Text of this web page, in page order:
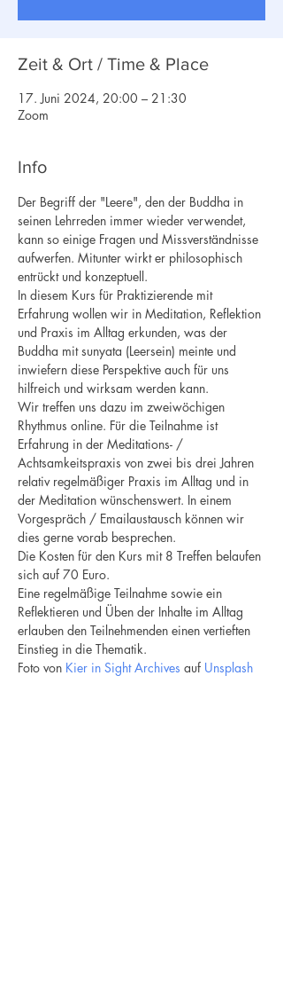
Zeit & Ort / Time & Place
17. Juni 2024, 20:00 – 21:30
Zoom
Info
Der Begriff der "Leere", den der Buddha in
seinen Lehrreden immer wieder verwendet,
kann so einige Fragen und Missverständnisse
aufwerfen. Mitunter wirkt er philosophisch
entrückt und konzeptuell.
In diesem Kurs für Praktizierende mit
Erfahrung wollen wir in Meditation, Reflektion
und Praxis im Alltag erkunden, was der
Buddha mit sunyata (Leersein) meinte und
inwiefern diese Perspektive auch für uns
hilfreich und wirksam werden kann.
Wir treffen uns dazu im zweiwöchigen
Rhythmus online. Für die Teilnahme ist
Erfahrung in der Meditations- /
Achtsamkeitspraxis von zwei bis drei Jahren
relativ regelmäßiger Praxis im Alltag und in
der Meditation wünschenswert. In einem
Vorgespräch / Emailaustausch können wir
dies gerne vorab besprechen.
Die Kosten für den Kurs mit 8 Treffen belaufen
sich auf 70 Euro.
Eine regelmäßige Teilnahme sowie ein
Reflektieren und Üben der Inhalte im Alltag
erlauben den Teilnehmenden einen vertieften
Einstieg in die Thematik.
Foto von Kier in Sight Archives auf Unsplash